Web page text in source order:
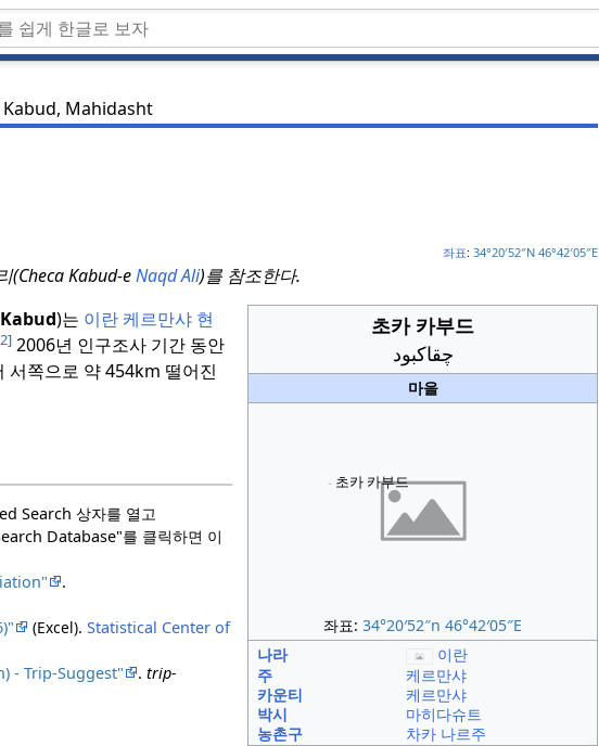
Mahidasht
(Checa Kabud-eNaqd Ali)를 참조한다.
초카 카부드
چقاكبود
마을
초카 카부드
좌표: 34°20′52″n 46°42′05″E
좌표: 34°20′52″N 46°42′05″E
나라
이란
주
케르만샤
카운티
케르만샤
박시
마히다슈트
농촌구
차카 나르주
)는 이란 케르만샤 현
2006년 인구조사 기간 동안
서쪽으로 약 454km 떨어진
Search 상자를 열고
Database"를 클릭하면 이
.
(Excel).Statistical Center of
- Trip-Suggest" .trip-